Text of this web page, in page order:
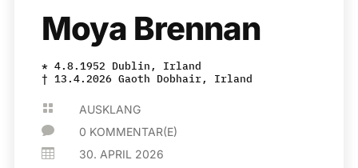
Moya Brennan
* 4.8.1952 Dublin, Irland
† 13.4.2026 Gaoth Dobhair, Irland
 AUSKLANG
 0 KOMMENTAR(E)
 30. APRIL 2026